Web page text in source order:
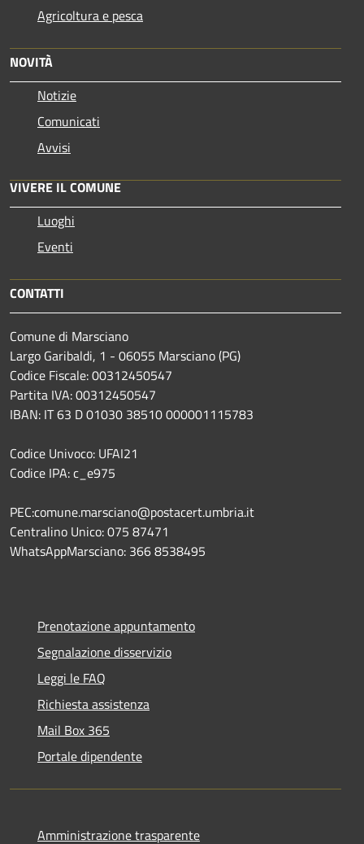
Agricoltura e pesca
NOVITÀ
Notizie
Comunicati
Avvisi
VIVERE IL COMUNE
Luoghi
Eventi
CONTATTI
Comune di Marsciano
Largo Garibaldi, 1 - 06055 Marsciano (PG)
Codice Fiscale: 00312450547
Partita IVA: 00312450547
IBAN: IT 63 D 01030 38510 000001115783
Codice Univoco: UFAI21
Codice IPA: c_e975
PEC:comune.marsciano@postacert.umbria.it
Centralino Unico: 075 87471
WhatsAppMarsciano: 366 8538495
Prenotazione appuntamento
Segnalazione disservizio
Leggi le FAQ
Richiesta assistenza
Mail Box 365
Portale dipendente
Amministrazione trasparente